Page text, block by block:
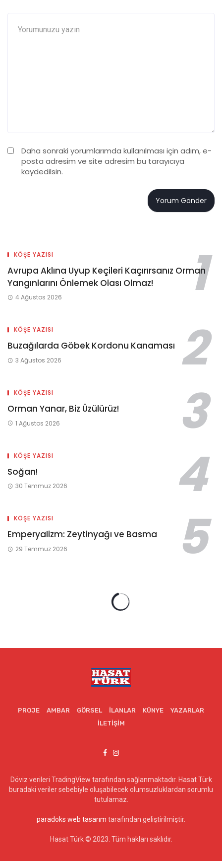
Daha sonraki yorumlarımda kullanılması için adım, e-
posta adresim ve site adresim bu tarayıcıya
kaydedilsin.
KÖŞE YAZISI
Avrupa Aklına Uyup Keçileri Kaçırırsanız Orman
Yangınlarını Önlemek Olası Olmaz!
4 Ağustos 2026
KÖŞE YAZISI
Buzağılarda Göbek Kordonu Kanaması
3 Ağustos 2026
KÖŞE YAZISI
Orman Yanar, Biz Üzülürüz!
1 Ağustos 2026
KÖŞE YAZISI
Soğan!
30 Temmuz 2026
KÖŞE YAZISI
Emperyalizm: Zeytinyağı ve Basma
29 Temmuz 2026
PROJE AMBAR GÖRSEL İLANLAR KÜNYE
YAZARLAR
İLETIŞIM
Döviz verileri TradingView tarafından sağlanmaktadır. Hasat Türk
buradaki veriler sebebiyle oluşabilecek olumsuzluklardan sorumlu
tutulamaz.
paradoks web tasarım tarafından geliştirilmiştir.
Hasat Türk © 2023. Tüm hakları saklıdır.